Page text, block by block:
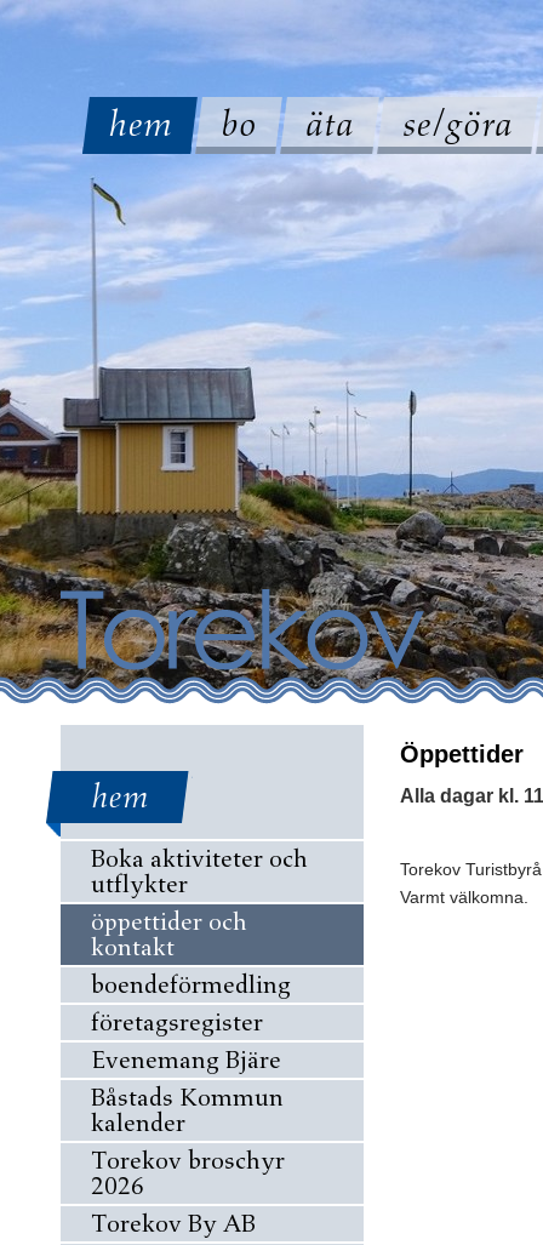
hem bo äta se/göra
hem
Boka aktiviteter och
utflykter
öppettider och
kontakt
boendeförmedling
företagsregister
Evenemang Bjäre
Båstads Kommun
kalender
Torekov broschyr
2026
Torekov By AB
Öppettider
Alla dagar kl.
Torekov
Varmt välkomna.